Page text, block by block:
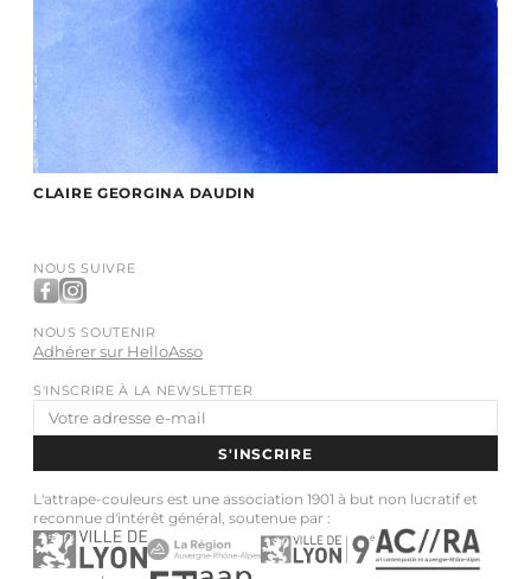
CLAIRE GEORGINA DAUDIN
NOUS SUIVRE
NOUS SOUTENIR
Adhérer sur HelloAsso
S'INSCRIRE À LA NEWSLETTER
Adresse
e-
mail
S'INSCRIRE
L'attrape-couleurs est une association 1901 à but non lucratif et
reconnue d'intérêt général, soutenue par :